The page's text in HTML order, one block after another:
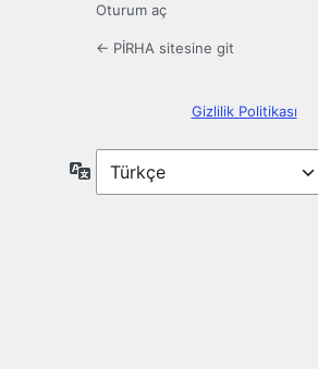
Oturum aç
← PİRHA sitesine git
Gizlilik Politikası
Dil